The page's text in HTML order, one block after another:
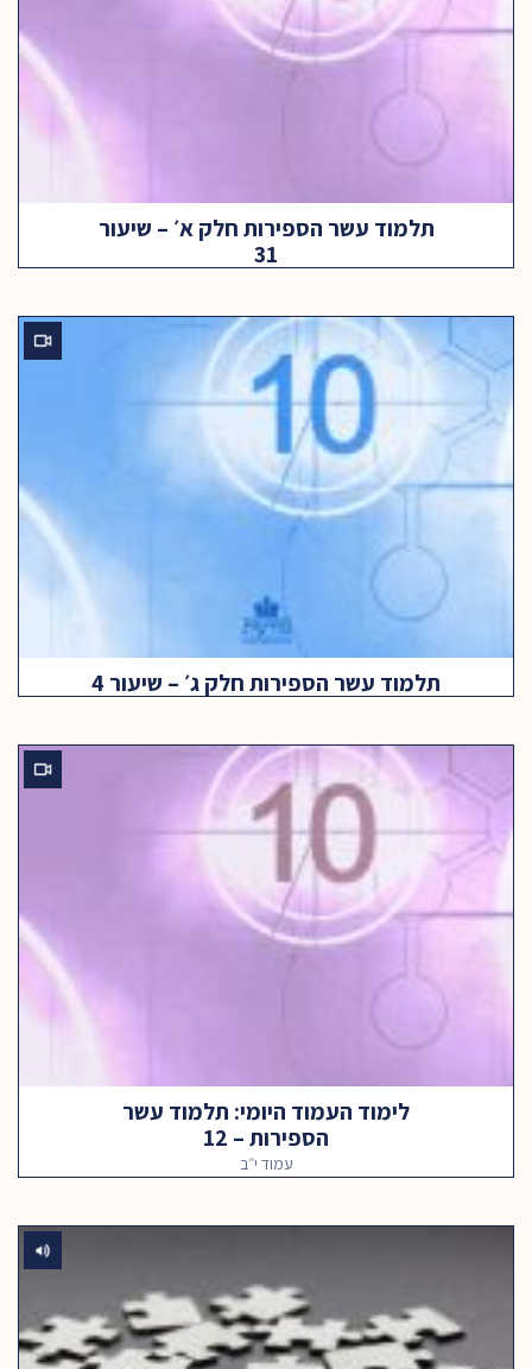
תלמוד עשר הספירות חלק א׳ – שיעור
31
תלמוד עשר הספירות חלק ג׳ – שיעור 4
לימוד העמוד היומי: תלמוד עשר
הספירות – 12
עמוד י״ב